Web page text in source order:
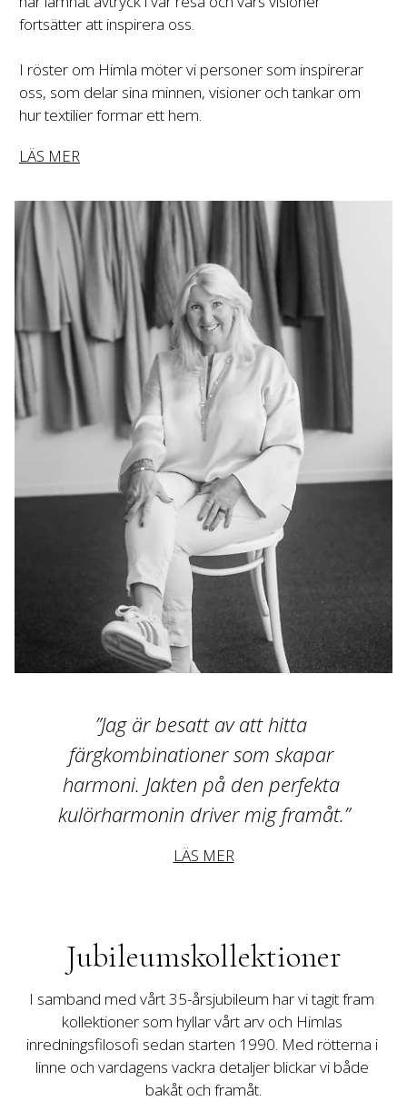
I röster om Himla möter vi personer som inspirerar
oss, som delar sina minnen, visioner och tankar om
hur textilier formar ett hem.
LÄS MER
”Jag är besatt av att hitta
färgkombinationer som skapar
harmoni. Jakten på den perfekta
kulörharmonin driver mig framåt.”
LÄS MER
Jubileumskollektioner
I samband med vårt 35-årsjubileum har vi tagit fram
kollektioner som hyllar vårt arv och Himlas
inredningsfilosofi sedan starten 1990. Med rötterna i
linne och vardagens vackra detaljer blickar vi både
bakåt och framåt.